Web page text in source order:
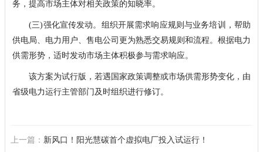
务，提高市场主体对相关政策的知晓率。
(三)强化宣传发动。组织开展需求响应规则与业务培训，帮助
供电局、电力用户、售电公司更为熟悉交易规则和流程。根据电力
供需形势，适时发动市场主体积极参与需求响应。
该方案为试行版，若遇国家政策调整或市场供需形势变化，由
省级电力运行主管部门及时组织进行修订。
上一篇： 新风口！阳光慧碳首个虚拟电厂投入试运行！